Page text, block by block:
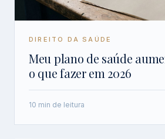
DIREITO DA SAÚDE
Meu plano de saúde
o que fazer em 2026
10 min de leitura